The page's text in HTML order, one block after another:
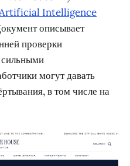
Intelligence
описывает
проверки
могут давать
в том числе на